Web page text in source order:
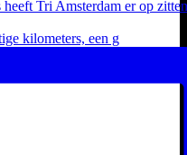
kilometers, een g